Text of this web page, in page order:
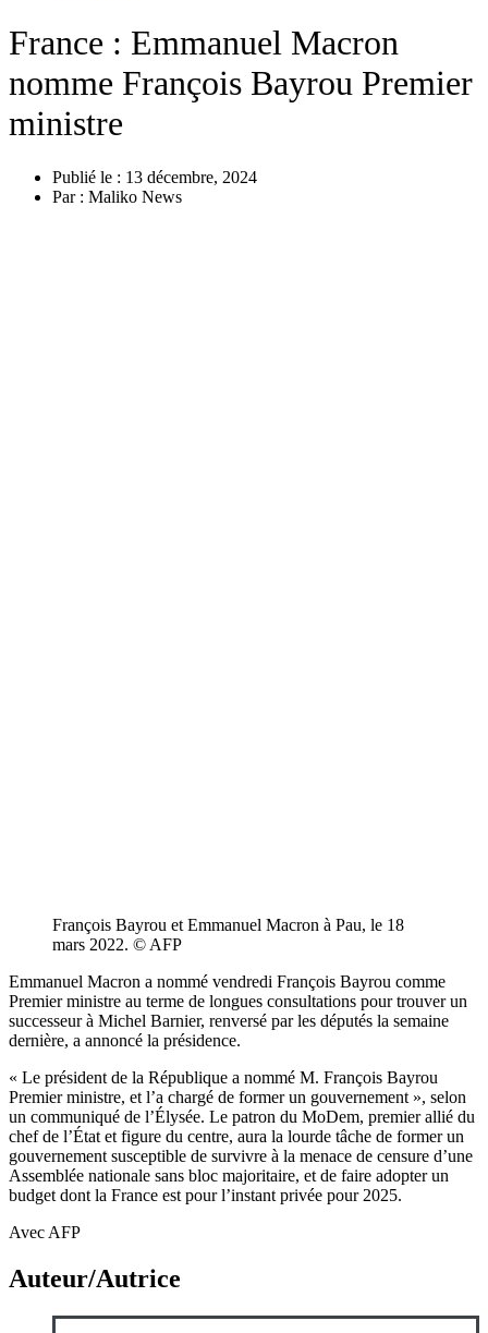
France : Emmanuel Macron
nomme François Bayrou Premier
ministre
Publié le : 13 décembre, 2024
Par : Maliko News
François Bayrou et Emmanuel Macron à Pau, le 18
mars 2022. © AFP
Emmanuel Macron a nommé vendredi François Bayrou comme
Premier ministre au terme de longues consultations pour trouver un
successeur à Michel Barnier, renversé par les députés la semaine
dernière, a annoncé la présidence.
« Le président de la République a nommé M. François Bayrou
Premier ministre, et l’a chargé de former un gouvernement », selon
un communiqué de l’Élysée. Le patron du MoDem, premier allié du
chef de l’État et figure du centre, aura la lourde tâche de former un
gouvernement susceptible de survivre à la menace de censure d’une
Assemblée nationale sans bloc majoritaire, et de faire adopter un
budget dont la France est pour l’instant privée pour 2025.
Avec AFP
Auteur/Autrice